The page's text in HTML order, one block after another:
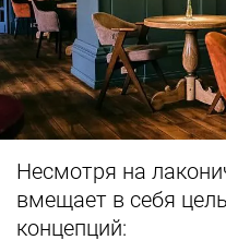
Несмотря на
вмещает в себя
концепций: